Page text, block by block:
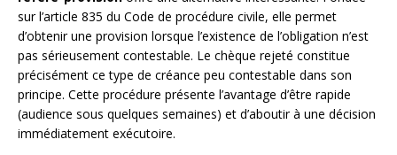
sur l’article 835 du Code de procédure civile, elle permet
d’obtenir une provision lorsque l’existence de l’obligation n’est
pas sérieusement contestable. Le chèque rejeté constitue
précisément ce type de créance peu contestable dans son
principe. Cette procédure présente l’avantage d’être rapide
(audience sous quelques semaines) et d’aboutir à une décision
immédiatement exécutoire.